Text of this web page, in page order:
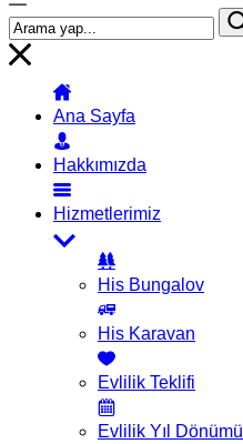
Ana Sayfa
Hakkımızda
Hizmetlerimiz
His Bungalov
His Karavan
Evlilik Teklifi
Evlilik Yıl Dönümü